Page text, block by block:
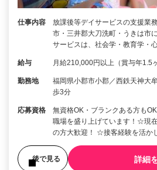
仕事内容
放課後等デイサービスの支援業
市・三井郡大刀洗町・うきは市
サービスは、社会学・教育学・
給与 月給210,000円以上（賞与年1.5
勤務地
福岡県小郡市小郡／西鉄天神大
歩3分
応募資格
無資格OK・ブランクある方も
職場を盛り上げています！☆現
の方大歓迎！ ☆接客経験を活か
後で見る 詳細